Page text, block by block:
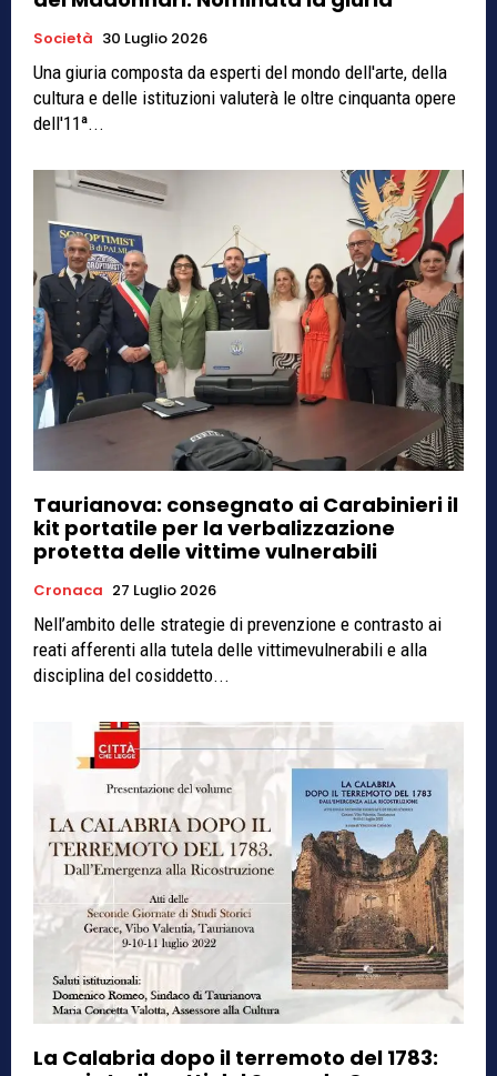
Società 30 Luglio 2026
Una giuria composta da esperti del mondo dell'arte, della
cultura e delle istituzioni valuterà le oltre cinquanta opere
dell'11ª...
Taurianova: consegnato ai Carabinieri il
kit portatile per la verbalizzazione
protetta delle vittime vulnerabili
Cronaca 27 Luglio 2026
Nell’ambito delle strategie di prevenzione e contrasto ai
reati afferenti alla tutela delle vittimevulnerabili e alla
disciplina del cosiddetto...
La Calabria dopo il terremoto del 1783: